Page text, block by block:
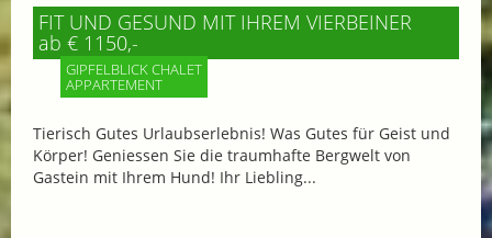
FIT UND GESUND MIT IHREM VIERBEINER
ab € 1150,-
GIPFELBLICK CHALET
APPARTEMENT
Tierisch Gutes Urlaubserlebnis! Was Gutes für Geist und
Körper! Geniessen Sie die traumhafte Bergwelt von
Gastein mit Ihrem Hund! Ihr Liebling...